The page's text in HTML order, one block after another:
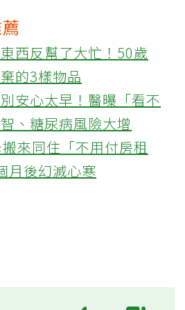
西反幫了大忙！50歲
的3樣物品
安心太早！醫曝「看不
、糖尿病風險大增
來同住「不用付房租
月後幻滅心寒